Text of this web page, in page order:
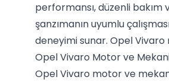
performansı, düzenli
şanzımanın uyumlu
deneyimi sunar. Opel Vivaro
Opel Vivaro Motor ve
Opel Vivaro motor ve